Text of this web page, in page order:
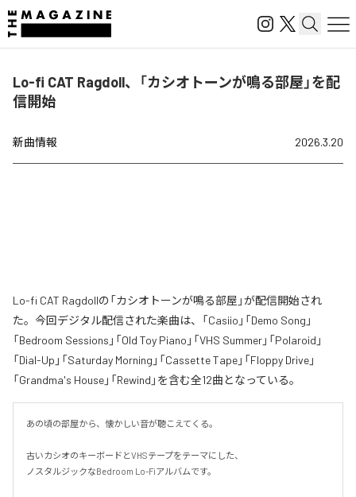
Lo-fi CAT Ragdoll、「カシオトーンが鳴る部屋」を配
信開始
新曲情報 2026.3.20
Lo-fi CAT Ragdollの「カシオトーンが鳴る部屋」が配信開始され
た。今回デジタル配信された楽曲は、「Casiio」「Demo Song」
「Bedroom Sessions」「Old Toy Piano」「VHS Summer」「Polaroid」
「Dial-Up」「Saturday Morning」「Cassette Tape」「Floppy Drive」
「Grandma's House」「Rewind」を含む全12曲となっている。
あの頃の部屋から、懐かしい音が聴こえてくる。
古いカシオのキーボードとVHSテープをテーマにした、
ノスタルジックなBedroom Lo-Fiアルバムです。